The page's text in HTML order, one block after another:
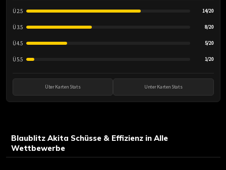
Ü 2.5 14/20
Ü 3.5 8/20
Ü 4.5 5/20
Ü 5.5 1/20
Über Karten Stats Unter Karten Stats
Blaublitz Akita Schüsse & Effizienz in Alle
Wettbewerbe